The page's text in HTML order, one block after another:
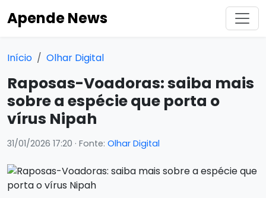
Apende News
Início Olhar Digital
Raposas-Voadoras: saiba mais
sobre a espécie que porta o
vírus Nipah
31/01/2026 17:20 · Fonte: Olhar Digital